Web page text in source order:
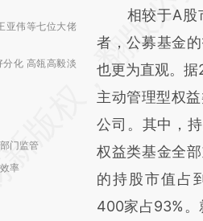
亚伟等七位大佬
分化 高瓴高毅淡
门监管
率
相较于A股市
者，公募基金
也更为直观。
主动管理型权
公司。其中，
权益类基金全
的持股市值占
400家占93%